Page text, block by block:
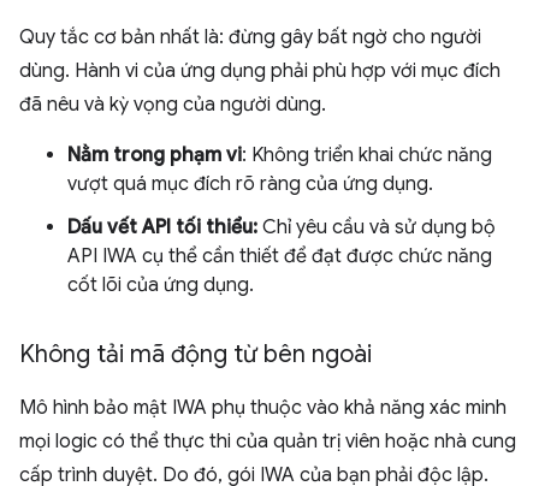
Quy tắc cơ bản nhất là: đừng gây bất ngờ cho người
dùng. Hành vi của ứng dụng phải phù hợp với mục đích
đã nêu và kỳ vọng của người dùng.
Nằm trong phạm vi: Không triển khai chức năng
vượt quá mục đích rõ ràng của ứng dụng.
Dấu vết API tối thiểu: Chỉ yêu cầu và sử dụng bộ
API IWA cụ thể cần thiết để đạt được chức năng
cốt lõi của ứng dụng.
Không tải mã động từ bên ngoài
Mô hình bảo mật IWA phụ thuộc vào khả năng xác minh
mọi logic có thể thực thi của quản trị viên hoặc nhà cung
cấp trình duyệt. Do đó, gói IWA của bạn phải độc lập.